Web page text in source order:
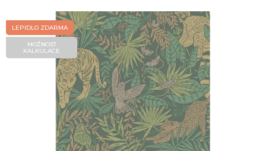
LEPIDLO ZDARMA
MOŽNOST
KALKULACE